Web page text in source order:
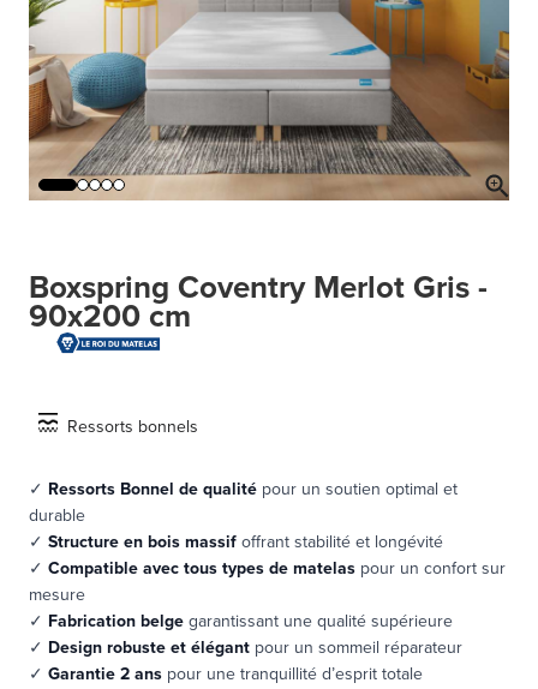
Boxspring Coventry Merlot Gris -
90x200 cm
Ressorts bonnels
✓ Ressorts Bonnel de qualité pour un soutien optimal et
durable
✓ Structure en bois massifoffrant stabilité et longévité
✓ Compatible avec tous types de matelas pour un confort sur
mesure
✓ Fabrication belgegarantissant une qualité supérieure
✓ Design robuste et élégant pour un sommeil réparateur
✓ Garantie 2 ans pour une tranquillité d’esprit totale